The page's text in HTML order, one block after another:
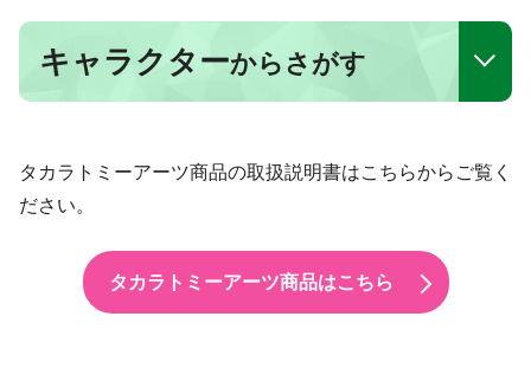
キャラクターからさがす
タカラトミーアーツ商品の取扱説明書はこちらからご覧く
ださい。
タカラトミーアーツ商品はこちら